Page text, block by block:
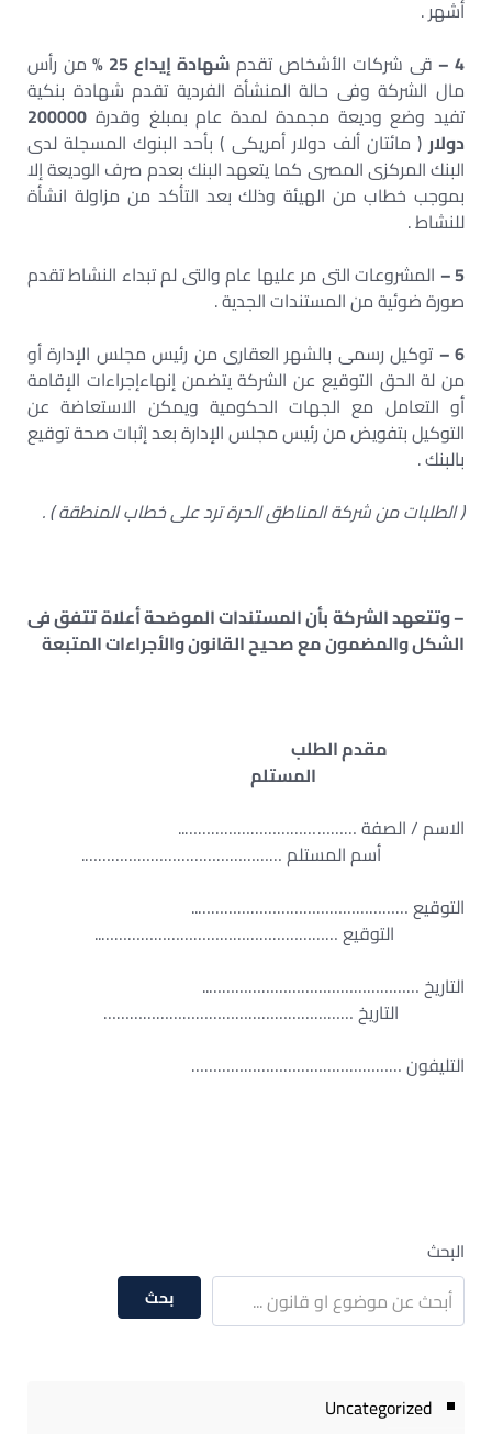
أشهر .
4 – قى شركات الأشخاص تقدم شهادة إيداع 25 %
من رأس
مال الشركة وفى حالة المنشأة الفردية تقدم شهادة بنكية
تفيد وضع وديعة مجمدة لمدة عام بمبلغ وقدرة 200000
دولار( مائتان ألف دولار أمريكى ) بأحد البنوك المسجلة لدى
البنك المركزى المصرى كما يتعهد البنك بعدم صرف الوديعة إلا
بموجب خطاب من الهيئة وذلك بعد التأكد من مزاولة انشأة
للنشاط .
5 –
المشروعات التى مر عليها عام والتى لم تبداء النشاط تقدم
صورة ضوئية من المستندات الجدية .
6 –
توكيل رسمى بالشهر العقارى من رئيس مجلس الإدارة أو
من لة الحق التوقيع عن الشركة يتضمن إنهاءإجراءات الإقامة
أو التعامل مع الجهات الحكومية ويمكن الاستعاضة عن
التوكيل بتفويض من رئيس مجلس الإدارة بعد إثبات صحة توقيع
بالبنك .
( الطلبات من شركة المناطق الحرة ترد على خطاب المنطقة ) .
– وتتعهد الشركة بأن المستندات الموضحة أعلاة تتفق فى
الشكل والمضمون مع صحيح القانون والأجراءات المتبعة
مقدم الطلب
المستلم
الاسم / الصفة …………………………………..
أسم المستلم ……………………………………….
التوقيع …………………………………………..
التوقيع ………………………………………………..
التاريخ …………………………………………..
التاريخ …………………………………………………
التليفون …………………………………………
البحث
بحث
Uncategorized